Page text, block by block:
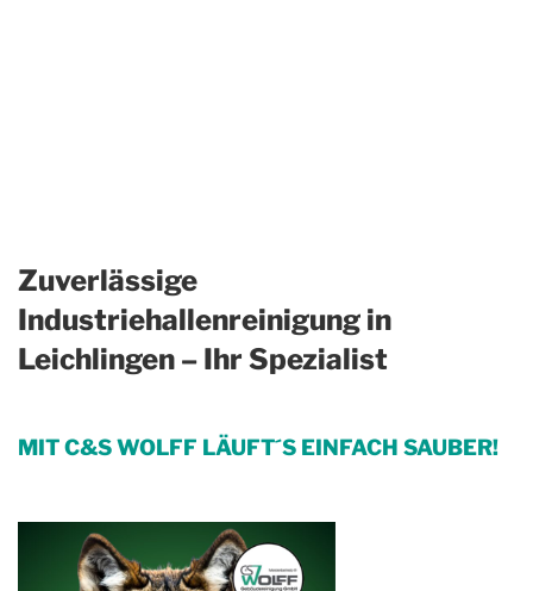
Zuverlässige
Industriehallenreinigung in
Leichlingen – Ihr Spezialist
MIT C&S WOLFF LÄUFT´S EINFACH SAUBER!